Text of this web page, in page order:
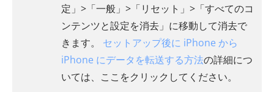
定」>「一般」>「リセット」>「すべてのコ
ンテンツと設定を消去」に移動して消去で
きます。 セットアップ後に iPhone から
iPhone にデータを転送する方法の詳細につ
いては、ここをクリックしてください。